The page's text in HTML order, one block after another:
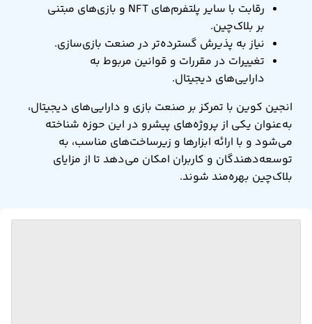
رقابت با سایر پلتفرم‌های NFT و بازی‌های مبتنی
بر بلاک‌چین.
نیاز به پذیرش گسترده‌تر در صنعت بازی‌سازی.
تغییرات در مقررات و قوانین مربوط به
دارایی‌های دیجیتال.
انجین کوین با تمرکز بر صنعت بازی و دارایی‌های دیجیتال،
به‌عنوان یکی از پروژه‌های پیشرو در این حوزه شناخته
می‌شود و با ارائه ابزارها و زیرساخت‌های مناسب، به
توسعه‌دهندگان و کاربران امکان می‌دهد تا از مزایای
بلاک‌چین بهره‌مند شوند.